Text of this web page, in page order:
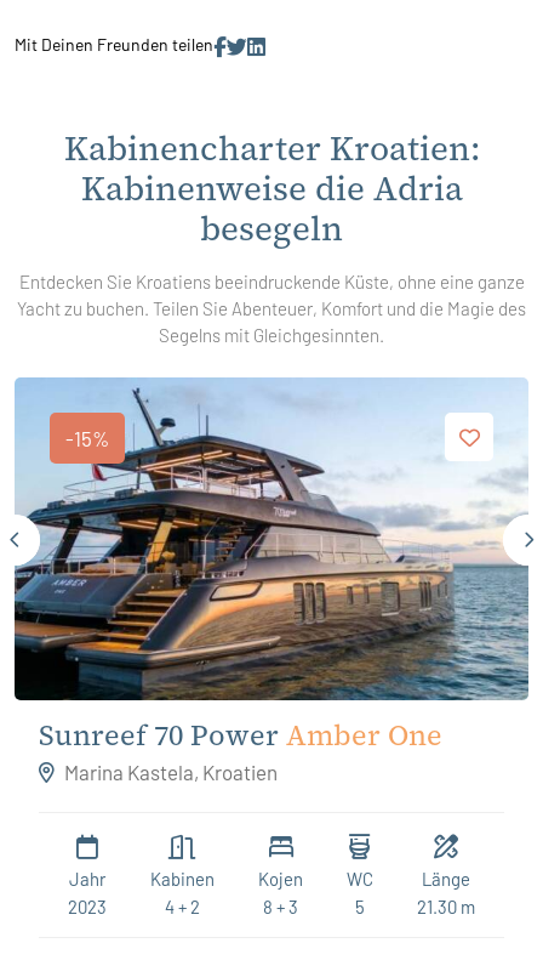
Mit Deinen Freunden teilen
Kabinencharter Kroatien:
Kabinenweise die Adria
besegeln
Entdecken Sie Kroatiens beeindruckende Küste, ohne eine ganze
Yacht zu buchen. Teilen Sie Abenteuer, Komfort und die Magie des
Segelns mit Gleichgesinnten.
-15%
Sunreef 70 PowerAmber One
Marina Kastela, Kroatien
Jahr
2023
Kabinen
4 + 2
Kojen
8 + 3
WC
5
Länge
21.30 m